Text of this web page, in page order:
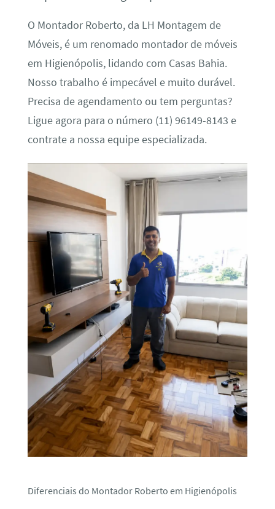
O Montador Roberto, da LH Montagem de
Móveis, é um renomado montador de móveis
em Higienópolis, lidando com Casas Bahia.
Nosso trabalho é impecável e muito durável.
Precisa de agendamento ou tem perguntas?
Ligue agora para o número (11) 96149-8143 e
contrate a nossa equipe especializada.
Diferenciais do Montador Roberto em Higienópolis